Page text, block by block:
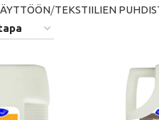
TEKSTIILIEN